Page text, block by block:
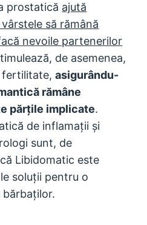
prostatică ajută
să rămână
nevoile partenerilor
de asemenea,
fertilitate,asigurându-
rămâne
părțile implicate.
de inflamații și
sunt, de
Libidomatic este
soluții pentru o
bărbaților.